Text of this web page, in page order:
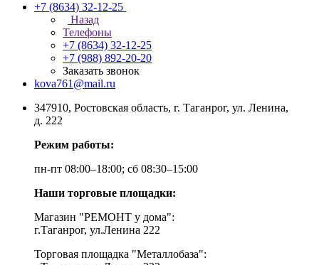
+7 (8634) 32-12-25
Назад
Телефоны
+7 (8634) 32-12-25
+7 (988) 892-20-20
Заказать звонок
kova761@mail.ru
347910, Ростовская область, г. Таганрог, ул. Ленина,
д. 222
Режим работы:
пн-пт 08:00–18:00; сб 08:30–15:00
Наши торговые площадки:
Магазин "РЕМОНТ у дома":
г.Таганрог, ул.Ленина 222
Торговая площадка "Металлобаза":